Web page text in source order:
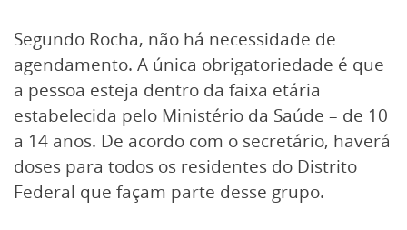
Segundo Rocha, não há necessidade de
agendamento. A única obrigatoriedade é que
a pessoa esteja dentro da faixa etária
estabelecida pelo Ministério da Saúde – de 10
a 14 anos. De acordo com o secretário, haverá
doses para todos os residentes do Distrito
Federal que façam parte desse grupo.